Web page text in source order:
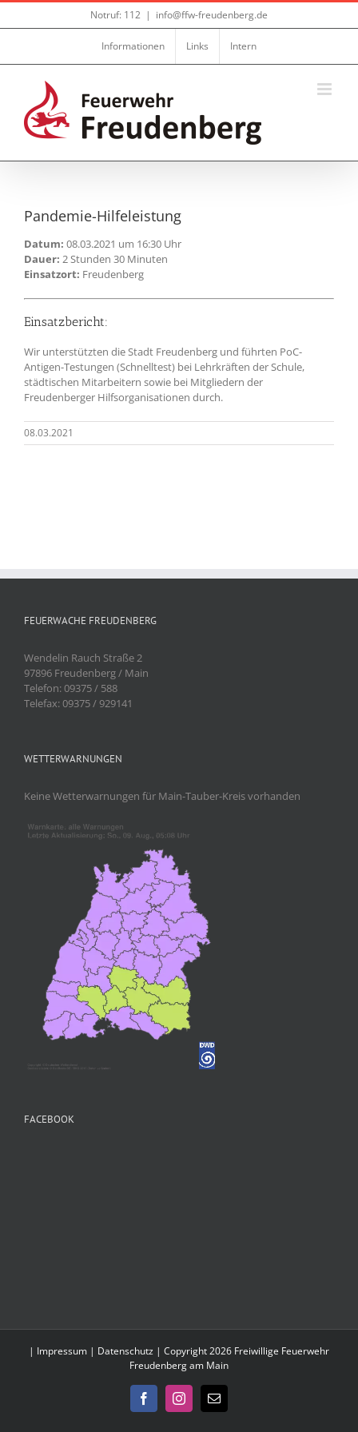
Zum
Notruf: 112 | info@ffw-freudenberg.de
Informationen Links Intern
Pandemie-Hilfeleistung
Datum: 08.03.2021 um 16:30 Uhr
Dauer: 2 Stunden 30 Minuten
Einsatzort: Freudenberg
Einsatzbericht:
Wir unterstützten die Stadt Freudenberg und führten PoC-
Antigen-Testungen (Schnelltest) bei Lehrkräften der Schule,
städtischen Mitarbeitern sowie bei Mitgliedern der
Freudenberger Hilfsorganisationen durch.
08.03.2021
FEUERWACHE FREUDENBERG
Wendelin Rauch Straße 2
97896 Freudenberg / Main
Telefon: 09375 / 588
Telefax: 09375 / 929141
WETTERWARNUNGEN
Keine Wetterwarnungen für Main-Tauber-Kreis vorhanden
FACEBOOK
| Impressum | Datenschutz | Copyright 2026 Freiwillige Feuerwehr
Freudenberg am Main
FacebookInstagram
E-
Mail